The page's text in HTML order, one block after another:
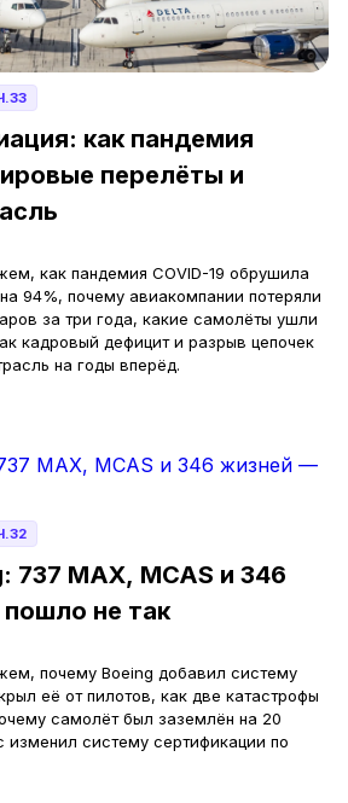
как пандемия
перелёты и
как пандемия COVID-19 обрушила
94%, почему авиакомпании потеряли
за три года, какие самолёты ушли
кадровый дефицит и разрыв цепочек
на годы вперёд.
737 MAX, MCAS и 346
не так
почему Boeing добавил систему
её от пилотов, как две катастрофы
самолёт был заземлён на 20
изменил систему сертификации по